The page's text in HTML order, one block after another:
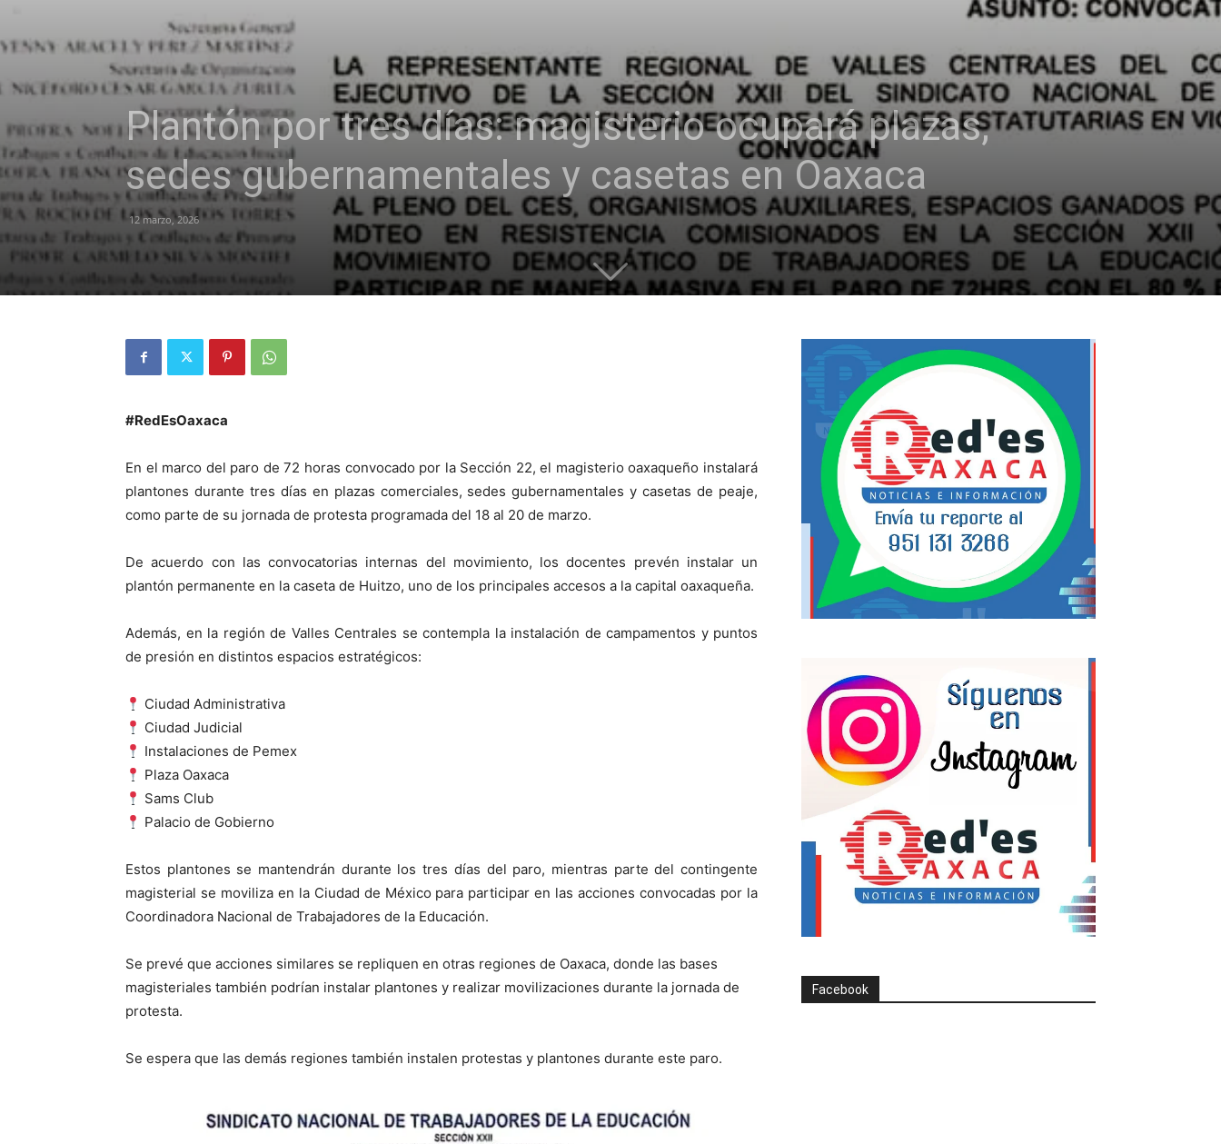
Plantón por tres días: magisterio ocupará plazas,
sedes gubernamentales y casetas en Oaxaca
12 marzo, 2026
#RedEsOaxaca
En el marco del paro de 72 horas convocado por la Sección 22, el magisterio oaxaqueño instalará
plantones durante tres días en plazas comerciales, sedes gubernamentales y casetas de peaje,
como parte de su jornada de protesta programada del 18 al 20 de marzo.
De acuerdo con las convocatorias internas del movimiento, los docentes prevén instalar un
plantón permanente en la caseta de Huitzo, uno de los principales accesos a la capital oaxaqueña.
Además, en la región de Valles Centrales se contempla la instalación de campamentos y puntos
de presión en distintos espacios estratégicos:
Ciudad Administrativa
Ciudad Judicial
Instalaciones de Pemex
Plaza Oaxaca
Sams Club
Palacio de Gobierno
Estos plantones se mantendrán durante los tres días del paro, mientras parte del contingente
magisterial se moviliza en la Ciudad de México para participar en las acciones convocadas por la
Coordinadora Nacional de Trabajadores de la Educación.
Se prevé que acciones similares se repliquen en otras regiones de Oaxaca, donde las bases
magisteriales también podrían instalar plantones y realizar movilizaciones durante la jornada de
protesta.
Se espera que las demás regiones también instalen protestas y plantones durante este paro.
Facebook